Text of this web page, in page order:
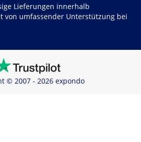
Lieferungen innerhalb
von umfassender Unterstützung bei
© 2007 - 2026 expondo